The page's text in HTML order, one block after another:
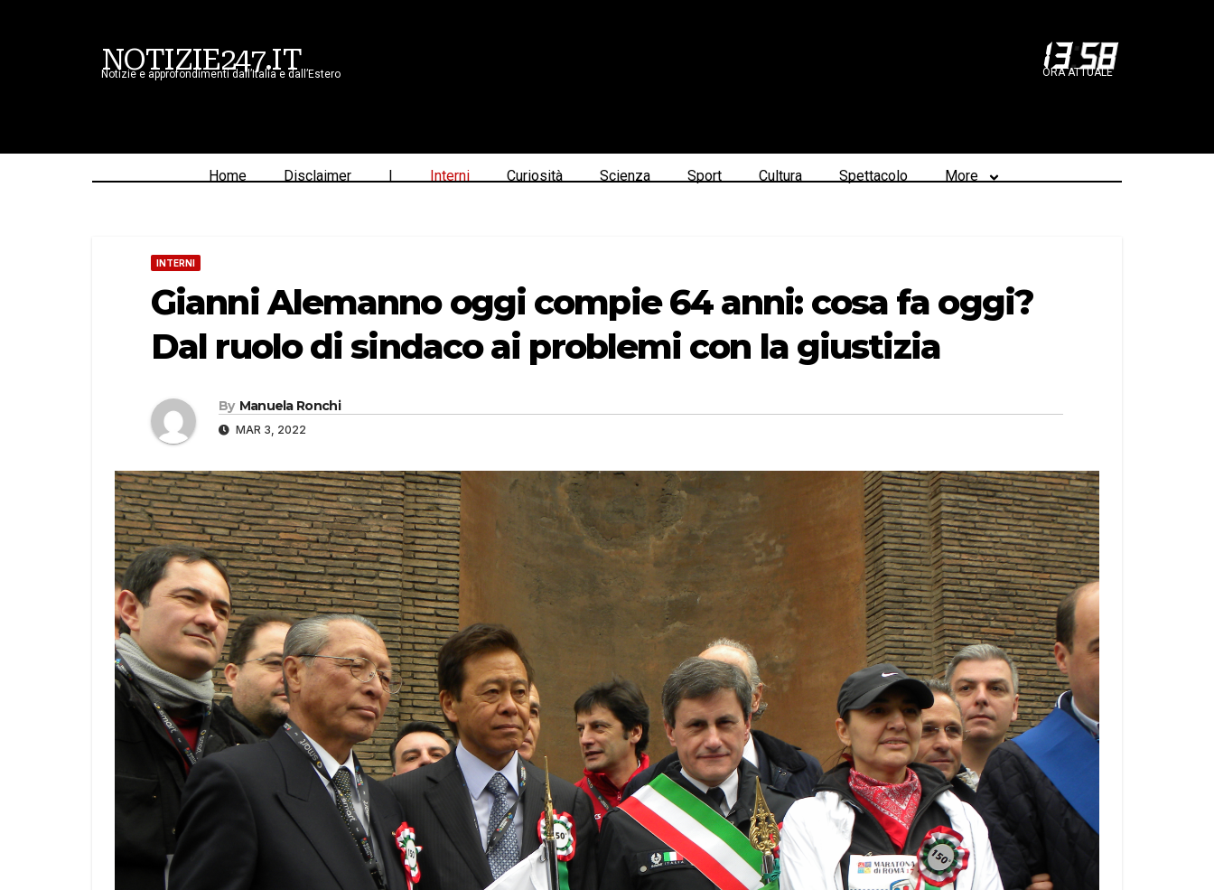
NOTIZIE247.IT
Notizie e approfondimenti dall’Italia e dall’Estero 13:58
ORA ATTUALE
Home Disclaimer | Interni Curiosità Scienza Sport Cultura Spettacolo More
INTERNI
Gianni Alemanno oggi compie 64 anni: cosa fa oggi?
Dal ruolo di sindaco ai problemi con la giustizia
By Manuela Ronchi
MAR 3, 2022